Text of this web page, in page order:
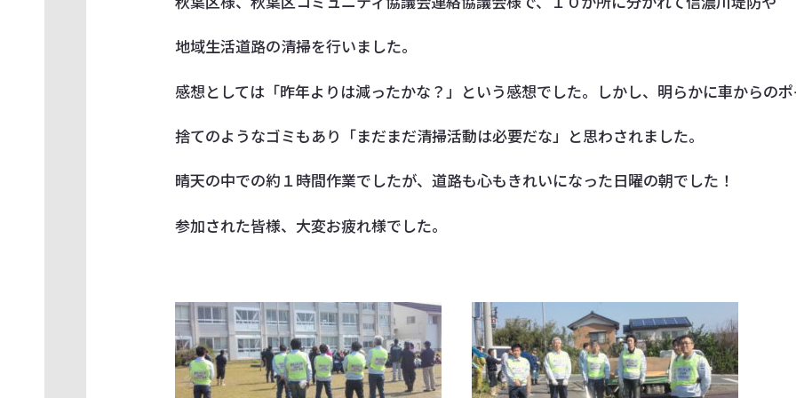
地域生活道路の清掃を行いました。
感想としては「昨年よりは減ったかな？」という感想でした。しかし、明らかに車からの
捨てのようなゴミもあり「まだまだ清掃活動は必要だな」と思わされました。
晴天の中での約１時間作業でしたが、道路も心もきれいになった日曜の朝でした！
参加された皆様、大変お疲れ様でした。